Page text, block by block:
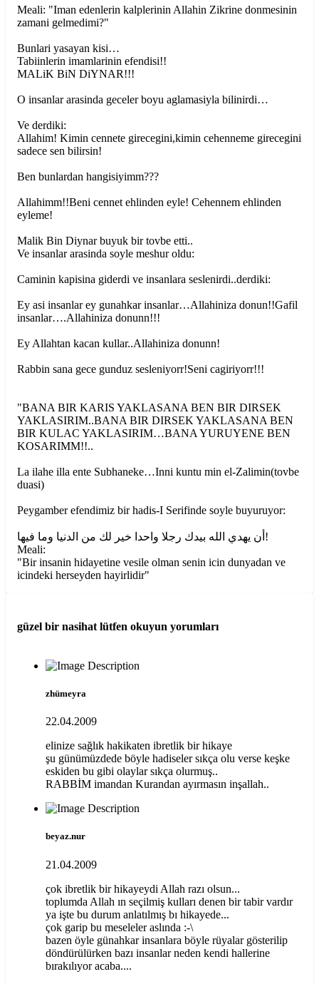
Meali: "Iman edenlerin kalplerinin Allahin Zikrine donmesinin
zamani gelmedimi?"
Bunlari yasayan kisi…
Tabiinlerin imamlarinin efendisi!!
MALiK BiN DiYNAR!!!
O insanlar arasinda geceler boyu aglamasiyla bilinirdi…
Ve derdiki:
Allahim! Kimin cennete girecegini,kimin cehenneme girecegini
sadece sen bilirsin!
Ben bunlardan hangisiyimm???
Allahimm!!Beni cennet ehlinden eyle! Cehennem ehlinden
eyleme!
Malik Bin Diynar buyuk bir tovbe etti..
Ve insanlar arasinda soyle meshur oldu:
Caminin kapisina giderdi ve insanlara seslenirdi..derdiki:
Ey asi insanlar ey gunahkar insanlar…Allahiniza donun!!Gafil
insanlar….Allahiniza donunn!!!
Ey Allahtan kacan kullar..Allahiniza donunn!
Rabbin sana gece gunduz sesleniyorr!Seni cagiriyorr!!!
"BANA BIR KARIS YAKLASANA BEN BIR DIRSEK
YAKLASIRIM..BANA BIR DIRSEK YAKLASANA BEN
BIR KULAC YAKLASIRIM…BANA YURUYENE BEN
KOSARIMM!!..
La ilahe illa ente Subhaneke…Inni kuntu min el-Zalimin(tovbe
duasi)
Peygamber efendimiz bir hadis-I Serifinde soyle buyuruyor:
أن يهدي الله بيدك رجلا واحدا خير لك من الدنيا وما فيها!
Meali:
"Bir insanin hidayetine vesile olman senin icin dunyadan ve
icindeki herseyden hayirlidir"
güzel bir nasihat lütfen okuyun yorumları
zhümeyra
22.04.2009
elinize sağlık hakikaten ibretlik bir hikaye
şu günümüzdede böyle hadiseler sıkça olu verse keşke
eskiden bu gibi olaylar sıkça olurmuş..
RABBİM imandan Kurandan ayırmasın inşallah..
beyaz.nur
21.04.2009
çok ibretlik bir hikayeydi Allah razı olsun...
toplumda Allah ın seçilmiş kulları denen bir tabir vardır
ya işte bu durum anlatılmış bı hikayede...
çok garip bu meseleler aslında :-\
bazen öyle günahkar insanlara böyle rüyalar gösterilip
döndürülürken bazı insanlar neden kendi hallerine
bırakılıyor acaba....